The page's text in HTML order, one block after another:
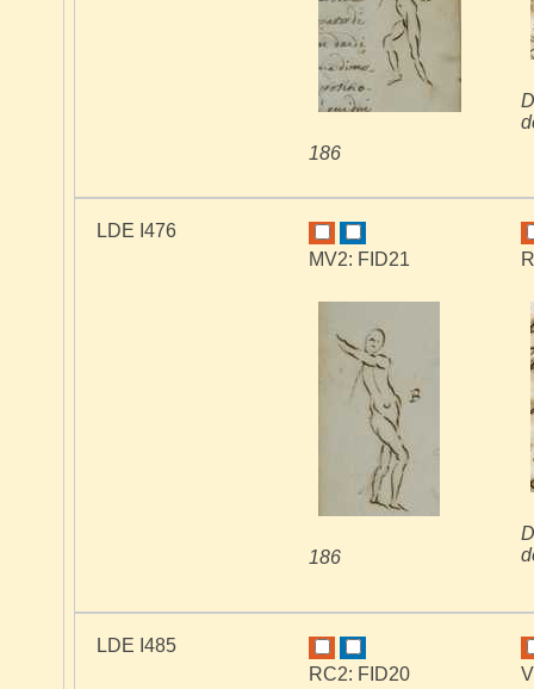
186
LDE I476
MV2: FID21
186
LDE I485
RC2: FID20